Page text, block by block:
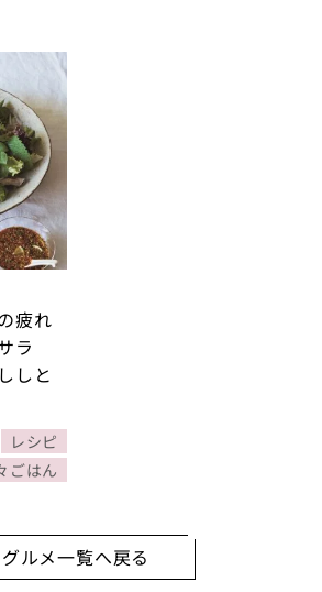
疲れ
ラ
しと
レシピ
ごはん
グルメ一覧へ戻る